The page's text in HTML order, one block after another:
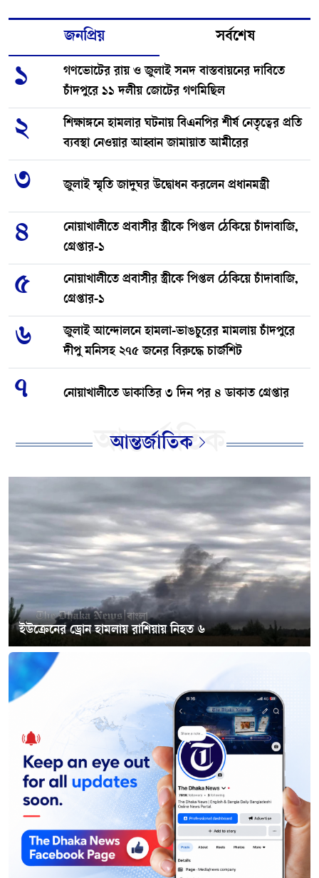
জনপ্রিয় সর্বশেষ
১
গণভোটের রায় ও জুলাই সনদ বাস্তবায়নের দাবিতে
চাঁদপুরে ১১ দলীয় জোটের গণমিছিল
২
শিক্ষাঙ্গনে হামলার ঘটনায় বিএনপির শীর্ষ নেতৃত্বের প্রতি
ব্যবস্থা নেওয়ার আহ্বান জামায়াত আমীরের
৩ জুলাই স্মৃতি জাদুঘর উদ্বোধন করলেন প্রধানমন্ত্রী
৪
নোয়াখালীতে প্রবাসীর স্ত্রীকে পিপ্তল ঠেকিয়ে চাঁদাবাজি,
গ্রেপ্তার-১
৫
নোয়াখালীতে প্রবাসীর স্ত্রীকে পিপ্তল ঠেকিয়ে চাঁদাবাজি,
গ্রেপ্তার-১
৬
জুলাই আন্দোলনে হামলা-ভাঙচুরের মামলায় চাঁদপুরে
দীপু মনিসহ ২৭৫ জনের বিরুদ্ধে চার্জশিট
৭ নোয়াখালীতে ডাকাতির ৩ দিন পর ৪ ডাকাত গ্রেপ্তার
৮ চাঁদপুরে মাটির নিচে 'গাঁজার ভাণ্ডার'
৯
২৪-এর গণঅভ্যুত্থান: হাইমচরের ইতিহাসে এক
অবিস্মরণীয় অধ্যায়ের অজানা কথা!
১০
জাবিপ্রবিতে শেখ মুজিবসহ তিন প্রতিকৃতি ভাঙলো
ছাত্রদল, লীগ ইস্যুতে বিক্ষোভ
আন্তর্জাতিক
আন্তর্জাতিক
ইউক্রেনের ড্রোন হামলায় রাশিয়ায় নিহত ৬